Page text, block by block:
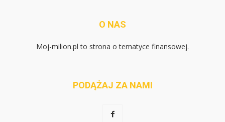
O NAS
Moj-milion.pl to strona o tematyce finansowej.
PODĄŻAJ ZA NAMI